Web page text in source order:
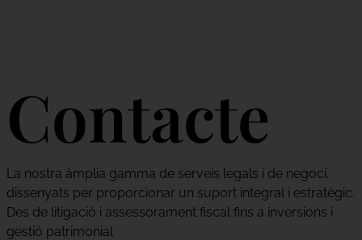
Contacte
La nostra àmplia gamma de serveis legals i de negoci,
dissenyats per proporcionar un suport integral i estratègic.
Des de litigació i assessorament fiscal fins a inversions i
gestió patrimonial